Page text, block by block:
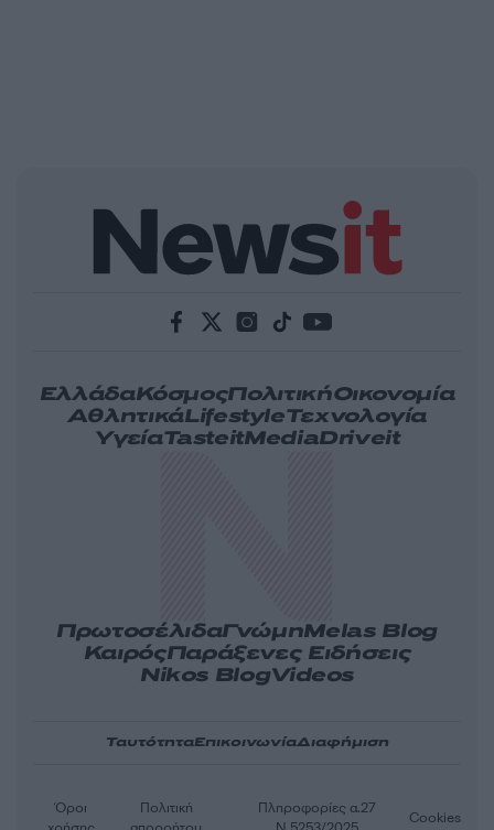
ΕλλάδαΚόσμοςΠολιτικήΟικονομία
ΑθλητικάLifestyleΤεχνολογία
ΥγείαTasteitMediaDriveit
ΠρωτοσέλιδαΓνώμηMelas Blog
ΚαιρόςΠαράξενες Ειδήσεις
Nikos BlogVideos
ΤαυτότηταΕπικοινωνίαΔιαφήμιση
Όροι
Πολιτική
Πληροφορίες α.27
Cookies